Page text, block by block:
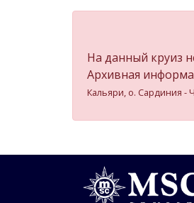
На данный круиз
Архивная
Кальяри, о. Сардиния -